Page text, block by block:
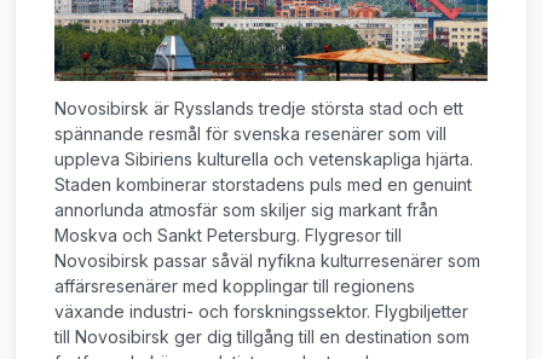
Novosibirsk är Rysslands tredje största stad och ett
spännande resmål för svenska resenärer som vill
uppleva Sibiriens kulturella och vetenskapliga hjärta.
Staden kombinerar storstadens puls med en genuint
annorlunda atmosfär som skiljer sig markant från
Moskva och Sankt Petersburg. Flygresor till
Novosibirsk passar såväl nyfikna kulturresenärer som
affärsresenärer med kopplingar till regionens
växande industri- och forskningssektor. Flygbiljetter
till Novosibirsk ger dig tillgång till en destination som